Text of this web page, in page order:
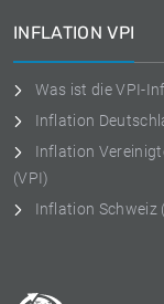
INFLATION VPI
Was ist die VPI-
Inflation
Inflation
(VPI)
Inflation Schweiz